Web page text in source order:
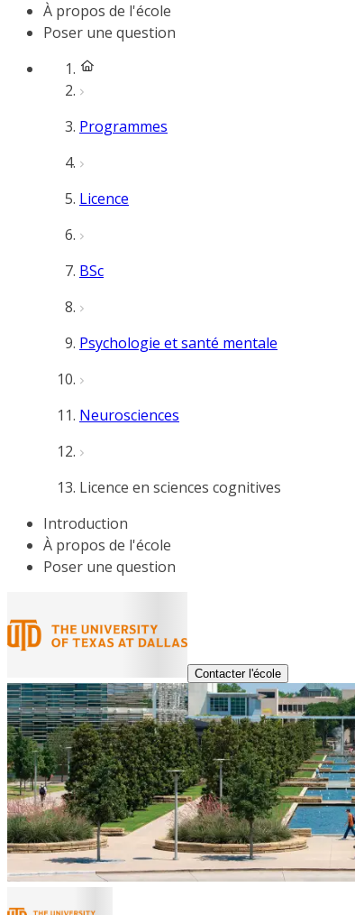
À propos de l'école
Poser une question
Programmes
Licence
BSc
Psychologie et santé mentale
Neurosciences
Licence en sciences cognitives
Introduction
À propos de l'école
Poser une question
Contacter l'école